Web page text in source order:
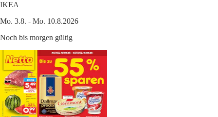
IKEA
Mo. 3.8. - Mo. 10.8.2026
Noch bis morgen gültig